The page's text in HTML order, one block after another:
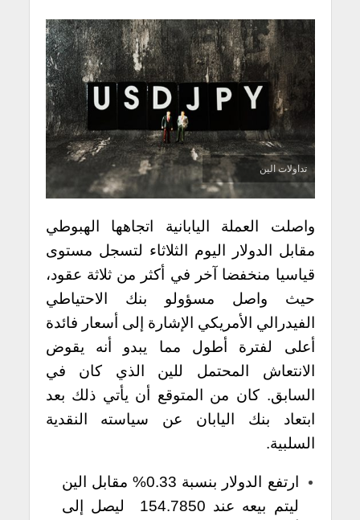
تداولات الين
واصلت العملة اليابانية اتجاهها الهبوطي
مقابل الدولار اليوم الثلاثاء لتسجل مستوى
قياسيا منخفضا آخر في أكثر من ثلاثة عقود،
حيث واصل مسؤولو بنك الاحتياطي
الفيدرالي الأمريكي الإشارة إلى أسعار فائدة
أعلى لفترة أطول مما يبدو أنه يقوض
الانتعاش المحتمل للين الذي كان في
السابق. كان من المتوقع أن يأتي ذلك بعد
ابتعاد بنك اليابان عن سياسته النقدية
السلبية.
ارتفع الدولار بنسبة 0.33% مقابل الين
ليتم بيعه عند 154.7850 ليصل إلى